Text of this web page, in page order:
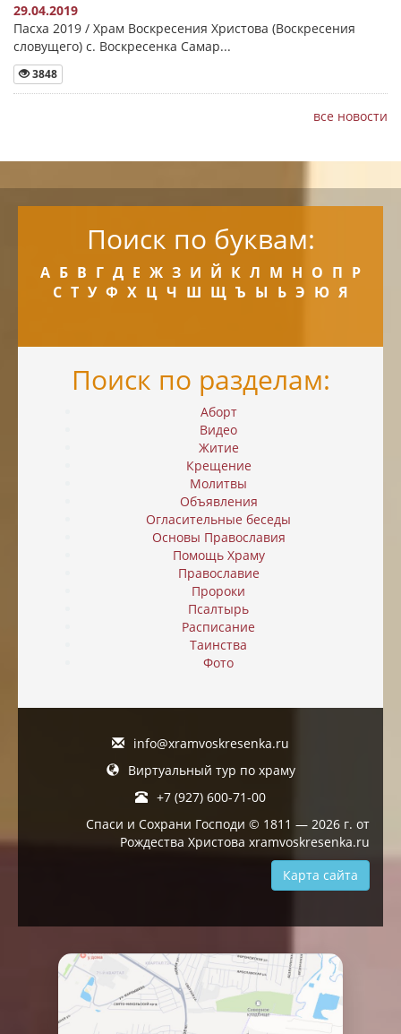
29.04.2019
Пасха 2019 / Храм Воскресения Христова (Воскресения
словущего) с. Воскресенка Самар...
3848
все новости
Поиск по буквам:
А Б В Г Д Е Ж З И Й К Л М Н О П Р
С Т У Ф Х Ц Ч Ш Щ Ъ Ы Ь Э Ю Я
Поиск по разделам:
Аборт
Видео
Житие
Крещение
Молитвы
Объявления
Огласительные беседы
Основы Православия
Помощь Храму
Православие
Пророки
Псалтырь
Расписание
Таинства
Фото
info@xramvoskresenka.ru
Виртуальный тур по храму
+7 (927) 600-71-00
Спаси и Сохрани Господи © 1811 — 2026 г. от
Рождества Христова xramvoskresenka.ru
Карта сайта